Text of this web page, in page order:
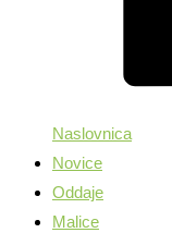
Naslovnica
Novice
Oddaje
Malice